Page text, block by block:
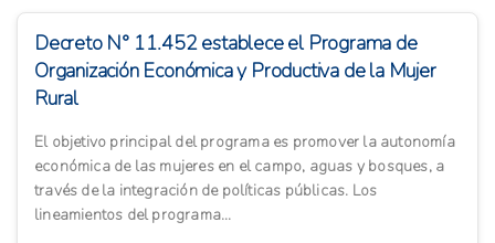
Decreto N° 11.452 establece el Programa de
Organización Económica y Productiva de la Mujer
Rural
El objetivo principal del programa es promover la autonomía
económica de las mujeres en el campo, aguas y bosques, a
través de la integración de políticas públicas. Los
lineamientos del programa...